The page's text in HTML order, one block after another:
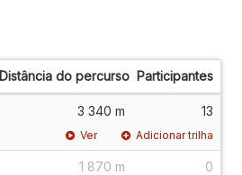
Distância do percurso Participantes
3 340 m 13
Ver Adicionar trilha
1 870 m 0